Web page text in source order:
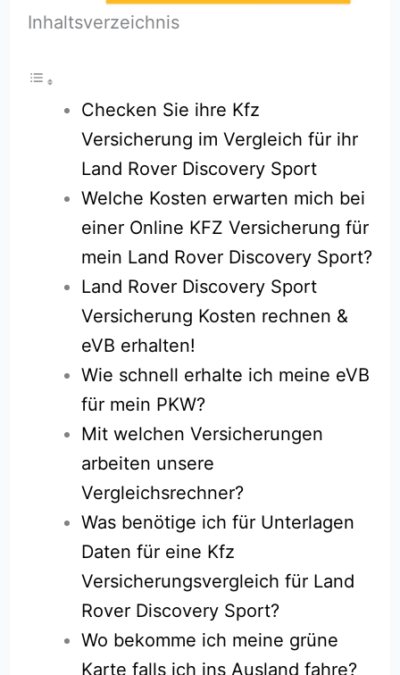
Inhaltsverzeichnis
Checken Sie ihre Kfz
Versicherung im Vergleich für ihr
Land Rover Discovery Sport
Welche Kosten erwarten mich bei
einer Online KFZ Versicherung für
mein Land Rover Discovery Sport?
Land Rover Discovery Sport
Versicherung Kosten rechnen &
eVB erhalten!
Wie schnell erhalte ich meine eVB
für mein PKW?
Mit welchen Versicherungen
arbeiten unsere
Vergleichsrechner?
Was benötige ich für Unterlagen
Daten für eine Kfz
Versicherungsvergleich für Land
Rover Discovery Sport?
Wo bekomme ich meine grüne
Karte falls ich ins Ausland fahre?